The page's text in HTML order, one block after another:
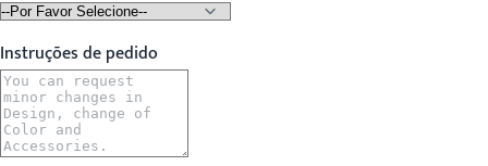
Instruções de pedido